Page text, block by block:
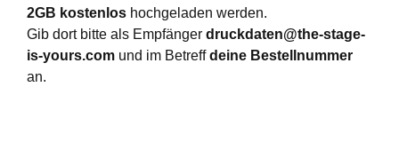
2GB kostenlos hochgeladen werden.
Gib dort bitte als Empfänger druckdaten@the-stage-
is-yours.com und im Betreffdeine Bestellnummer
an.